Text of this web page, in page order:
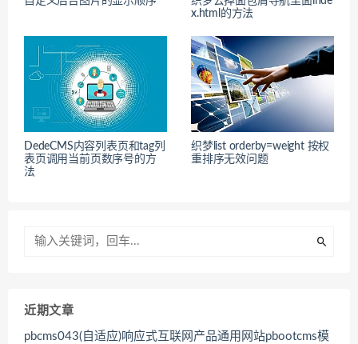
x.html的方法
DedeCMS内容列表页和tag列
表页调用当前页数序号的方
法
织梦list orderby=weight 按权
重排序无效问题
近期文章
pbcms043(自适应)响应式互联网产品通用网站pbootcms模